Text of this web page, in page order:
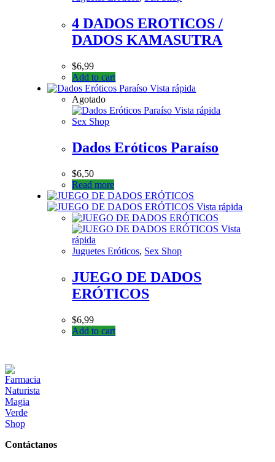
4 DADOS EROTICOS /
DADOS KAMASUTRA
$6,99
Add to cart
Vista rápida
Agotado
Vista rápida
Sex Shop
Dados Eróticos Paraíso
$6,50
Read more
Vista rápida
Vista
rápida
Juguetes Eróticos, Sex Shop
JUEGO DE DADOS
ERÓTICOS
$6,99
Add to cart
Contáctanos